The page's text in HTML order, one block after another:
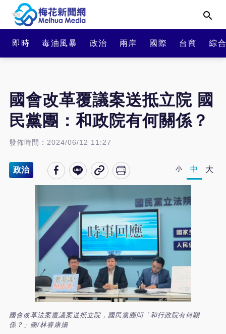
即時 毒油風暴 政治 兩岸 國際 台商 綜
國會改革覆議案送抵立院 國
民黨團：和政院有何關係？
發佈時間：2024/06/12 11:27
政治 小 中 大
國會改革法案覆議案送抵立院，國民黨團問「和行政院有何關
係？」圖/林睿康攝